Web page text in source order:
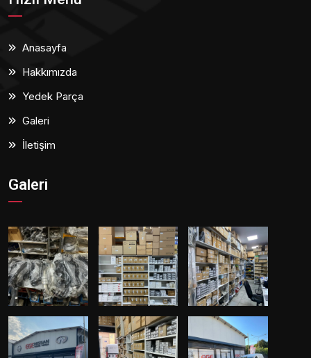
Anasayfa
Hakkımızda
Yedek Parça
Galeri
İletişim
Galeri